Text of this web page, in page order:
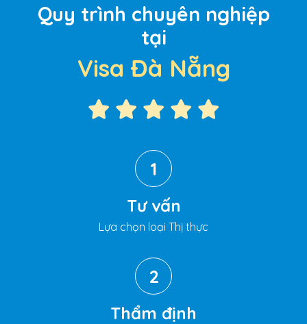
Quy trình chuyên nghiệp
tại
Visa Đà Nẵng
1
Tư vấn
Lựa chọn loại Thị thực
2
Thẩm định